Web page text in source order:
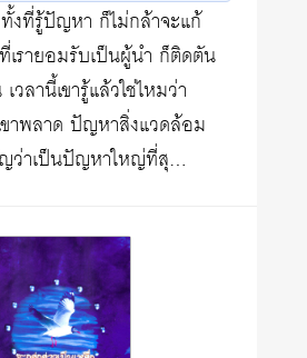
งที่รู้ปัญหา ก็ไม่กล้าจะแก้
รายอมรับเป็นผู้นำ ก็ติดตัน
ลานี้เขารู้แล้วใช่ไหมว่า
ขาพลาด ปัญหาสิ่งแวดล้อม
ว่าเป็นปัญหาใหญ่ที่สุ…